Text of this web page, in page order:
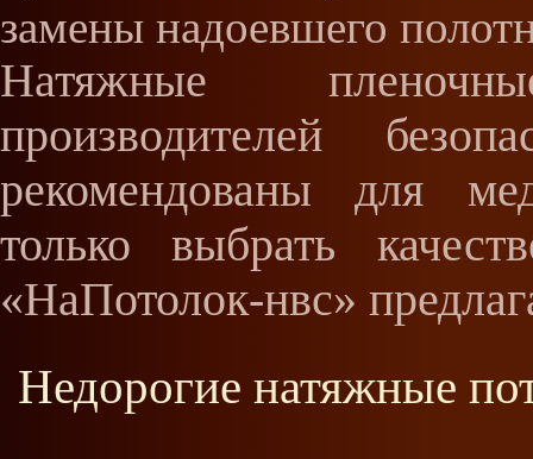
замены надоевшего
Натяжные
производителей
рекомендованы для
только выбрать
«НаПотолок-нвс»
Недорогие натяжные